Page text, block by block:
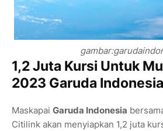
1,2 Juta Kursi Untuk
2023 Garuda Indonesia
Maskapai Garuda Indonesia
Citilink akan menyiapkan 1,2 juta